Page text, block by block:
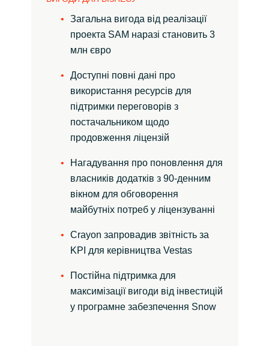
Загальна вигода від реалізації
проекта SAM наразі становить 3
млн євро
Доступні повні дані про
використання ресурсів для
підтримки переговорів з
постачальником щодо
продовження ліцензій
Нагадування про поновлення для
власників додатків з 90-денним
вікном для обговорення
майбутніх потреб у ліцензуванні
Crayon запровадив звітність за
KPI для керівництва Vestas
Постійна підтримка для
максимізації вигоди від інвестицій
у програмне забезпечення Snow